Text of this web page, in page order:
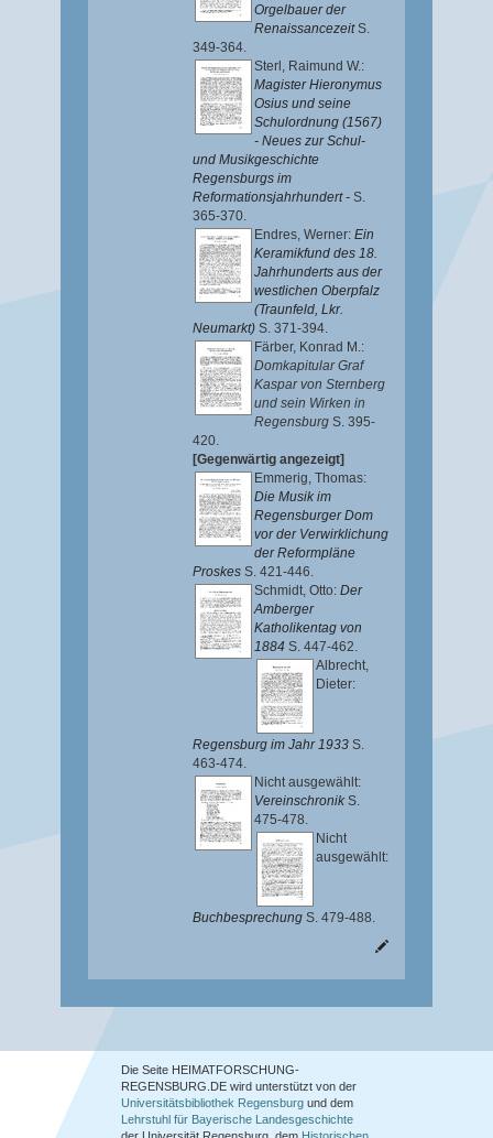
Orgelbauer der
RenaissancezeitS.
349-364.
Sterl, Raimund W.:
Magister Hieronymus
Osius und seine
Schulordnung (1567)
- Neues zur Schul-
und Musikgeschichte
Regensburgs im
Reformationsjahrhundert - S.
365-370.
Endres, Werner: Ein
Keramikfund des 18.
Jahrhunderts aus der
westlichen Oberpfalz
(Traunfeld, Lkr.
Neumarkt) S. 371-394.
Färber, Konrad M.:
Domkapitular Graf
Kaspar von Sternberg
und sein Wirken in
Regensburg S. 395-
420.
[Gegenwärtig angezeigt]
Emmerig, Thomas:
Die Musik im
Regensburger Dom
vor der Verwirklichung
der Reformpläne
Proskes S. 421-446.
Schmidt, Otto: Der
Amberger
Katholikentag von
1884 S. 447-462.
Albrecht,
Dieter:
Regensburg im Jahr 1933 S.
463-474.
Nicht ausgewählt:
Vereinschronik S.
475-478.
Nicht
ausgewählt:
Buchbesprechung S. 479-488.
Die Seite HEIMATFORSCHUNG-
REGENSBURG.DE wird unterstützt von der
Universitätsbibliothek Regensburg und dem
Lehrstuhl für Bayerische Landesgeschichte